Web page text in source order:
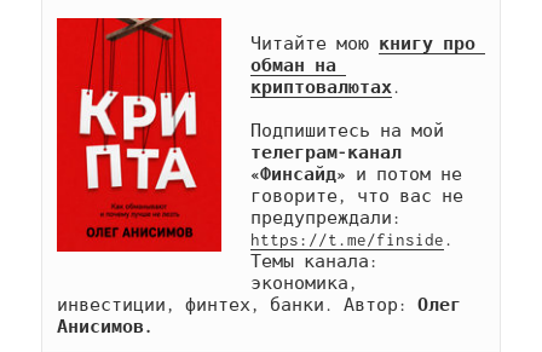
Читайте мою книгу про
обман на
криптовалютах.
телеграм-канал
«Финсайд» и потом не
говорите, что вас не
https://t.me/finside.
Темы канала:
экономика,
инвестиции, финтех, банки. Автор: Олег
Анисимов.